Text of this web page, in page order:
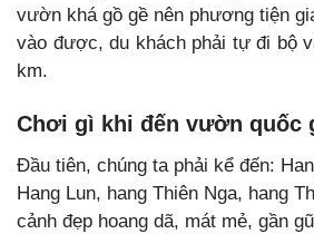
vườn khá gồ gề nên phương tiện
vào được, du khách phải tự đi bộ
km.
Chơi gì khi đến vườn quốc
Đầu tiên, chúng ta phải kể đến:
Hang Lun, hang Thiên Nga, hang
cảnh đẹp hoang dã, mát mẻ, gần